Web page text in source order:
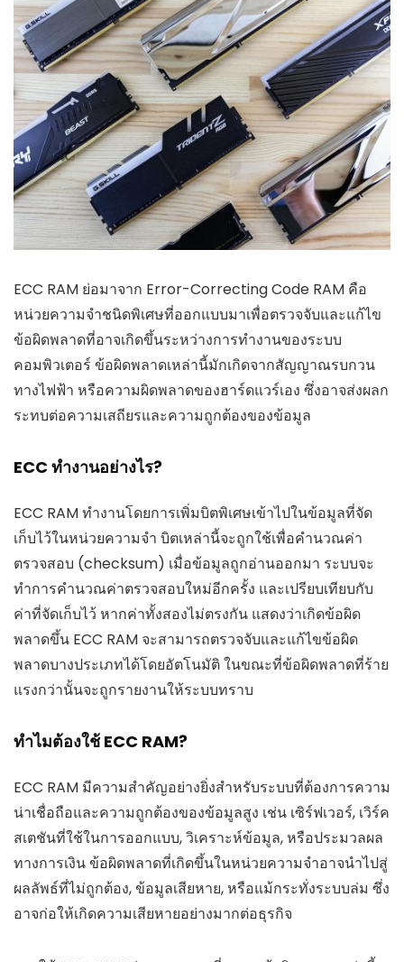
ECC RAM ย่อมาจาก Error-Correcting Code RAM คือ
หน่วยความจำชนิดพิเศษที่ออกแบบมาเพื่อตรวจจับและแก้ไข
ข้อผิดพลาดที่อาจเกิดขึ้นระหว่างการทำงานของระบบ
คอมพิวเตอร์ ข้อผิดพลาดเหล่านี้มักเกิดจากสัญญาณรบกวน
ทางไฟฟ้า หรือความผิดพลาดของฮาร์ดแวร์เอง ซึ่งอาจส่งผลก
ระทบต่อความเสถียรและความถูกต้องของข้อมูล
ECC ทำงานอย่างไร?
ECC RAM ทำงานโดยการเพิ่มบิตพิเศษเข้าไปในข้อมูลที่จัด
เก็บไว้ในหน่วยความจำ บิตเหล่านี้จะถูกใช้เพื่อคำนวณค่า
ตรวจสอบ (checksum) เมื่อข้อมูลถูกอ่านออกมา ระบบจะ
ทำการคำนวณค่าตรวจสอบใหม่อีกครั้ง และเปรียบเทียบกับ
ค่าที่จัดเก็บไว้ หากค่าทั้งสองไม่ตรงกัน แสดงว่าเกิดข้อผิด
พลาดขึ้น ECC RAM จะสามารถตรวจจับและแก้ไขข้อผิด
พลาดบางประเภทได้โดยอัตโนมัติ ในขณะที่ข้อผิดพลาดที่ร้าย
แรงกว่านั้นจะถูกรายงานให้ระบบทราบ
ทำไมต้องใช้ ECC RAM?
ECC RAM มีความสำคัญอย่างยิ่งสำหรับระบบที่ต้องการความ
น่าเชื่อถือและความถูกต้องของข้อมูลสูง เช่น เซิร์ฟเวอร์, เวิร์ค
สเตชันที่ใช้ในการออกแบบ, วิเคราะห์ข้อมูล, หรือประมวลผล
ทางการเงิน ข้อผิดพลาดที่เกิดขึ้นในหน่วยความจำอาจนำไปสู่
ผลลัพธ์ที่ไม่ถูกต้อง, ข้อมูลเสียหาย, หรือแม้กระทั่งระบบล่ม ซึ่ง
อาจก่อให้เกิดความเสียหายอย่างมากต่อธุรกิจ